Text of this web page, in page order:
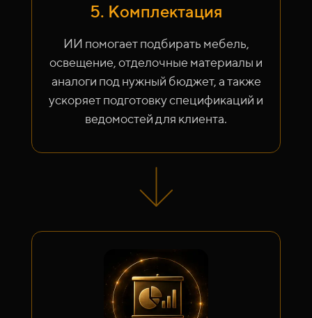
5. Комплектация
ИИ помогает подбирать мебель,
освещение, отделочные материалы и
аналоги под нужный бюджет, а также
ускоряет подготовку спецификаций и
ведомостей для клиента.